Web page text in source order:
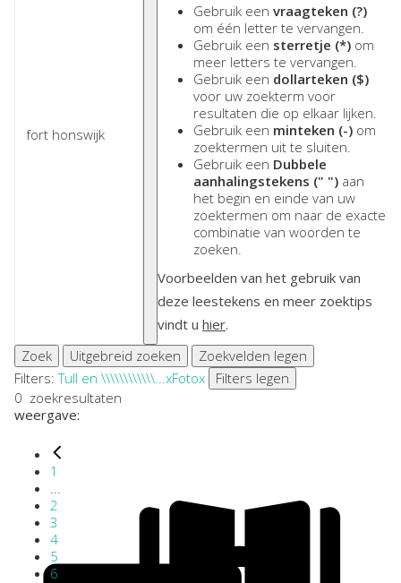
Gebruik een vraagteken (?)
om één letter te vervangen.
Gebruik een sterretje (*) om
meer letters te vervangen.
Gebruik een dollarteken ($)
voor uw zoekterm voor
resultaten die op elkaar lijken.
Gebruik een minteken (-) om
zoektermen uit te sluiten.
Gebruik een Dubbele
aanhalingstekens (" ") aan
het begin en einde van uw
zoektermen om naar de exacte
combinatie van woorden te
zoeken.
Voorbeelden van het gebruik van
deze leestekens en meer zoektips
vindt u hier.
Zoek
Uitgebreid zoeken
Zoekvelden legen
Filters:Tull en \\\\\\\\\\\\... xFotox
Filters legen
0 zoekresultaten
weergave:
1
2
3
4
5
6